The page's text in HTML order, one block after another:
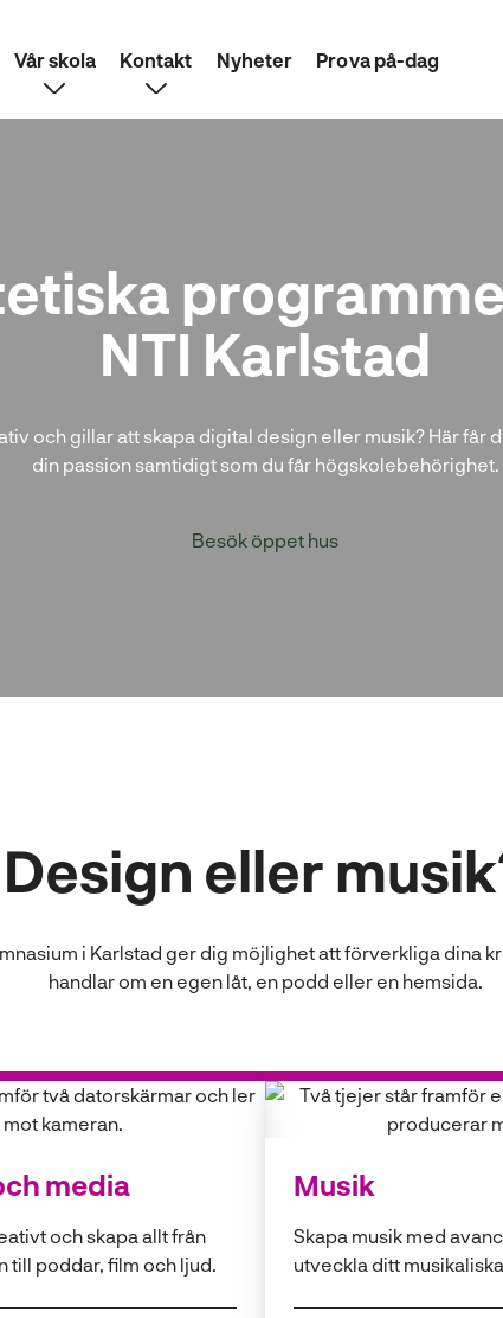
Vår skola Kontakt Nyheter Prova på-dag
NTI Karlstad
och gillar att skapa digital design eller musik? Här får
din passion samtidigt som du får högskolebehörighet.
Besök öppet hus
Design eller
i Karlstad ger dig möjlighet att förverkliga dina
handlar om en egen låt, en podd eller en hemsida.
media
och skapa allt från
till poddar, film och ljud.
Musik
Skapa musik med
utveckla ditt